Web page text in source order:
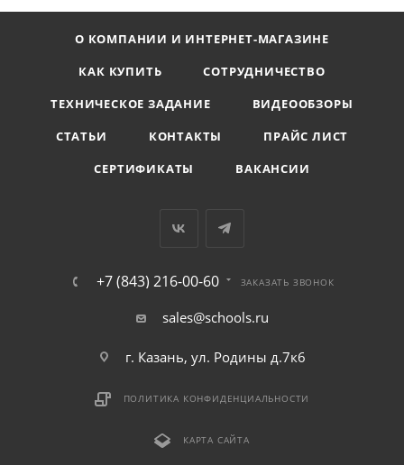
О КОМПАНИИ И ИНТЕРНЕТ-МАГАЗИНЕ
КАК КУПИТЬ
СОТРУДНИЧЕСТВО
ТЕХНИЧЕСКОЕ ЗАДАНИЕ
ВИДЕООБЗОРЫ
СТАТЬИ
КОНТАКТЫ
ПРАЙС ЛИСТ
СЕРТИФИКАТЫ
ВАКАНСИИ
+7 (843) 216-00-60 ЗАКАЗАТЬ ЗВОНОК
sales@schools.ru
г. Казань, ул. Родины д.7к6
ПОЛИТИКА КОНФИДЕНЦИАЛЬНОСТИ
КАРТА САЙТА